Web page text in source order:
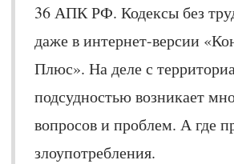
36 АПК РФ. Кодексы без
даже в интернет-версии
Плюс». На деле с
подсудностью возникает
вопросов и проблем. А где
злоупотребления.